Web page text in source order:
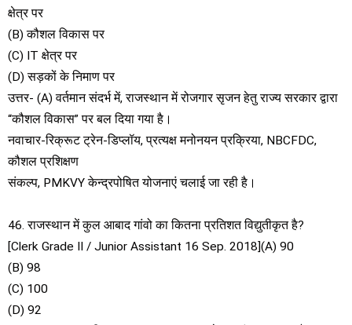
क्षेत्र पर
(B) कौशल विकास पर
(C) IT क्षेत्र पर
(D) सड़कों के निमाण पर
उत्तर- (A) वर्तमान संदर्भ में, राजस्थान में रोजगार सृजन हेतु राज्य सरकार द्वारा
“कौशल विकास” पर बल दिया गया है।
नवाचार-रिक्रूट ट्रेन-डिप्लॉय, प्रत्यक्ष मनोनयन प्रक्रिया, NBCFDC,
कौशल प्रशिक्षण
संकल्प, PMKVY केन्द्रपोषित योजनाएं चलाई जा रही है।
46. राजस्थान में कुल आबाद गांवो का कितना प्रतिशत विद्युतीकृत है?
[Clerk Grade II / Junior Assistant 16 Sep. 2018](A) 90
(B) 98
(C) 100
(D) 92